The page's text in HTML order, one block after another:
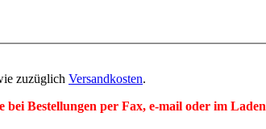
zuzüglich Versandkosten.
Bestellungen per Fax, e-mail oder im